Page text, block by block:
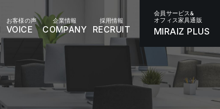
お客様の声
VOICE
企業情報
COMPANY
採用情報
RECRUIT
会員サービス&
オフィス家具通販
MIRAIZ PLUS